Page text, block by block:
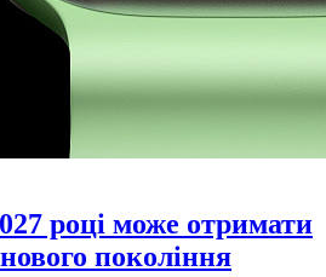
році може отримати
покоління